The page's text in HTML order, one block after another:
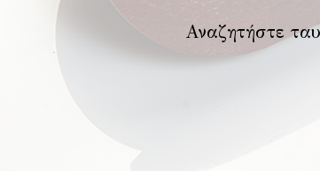
Αναζητήστε